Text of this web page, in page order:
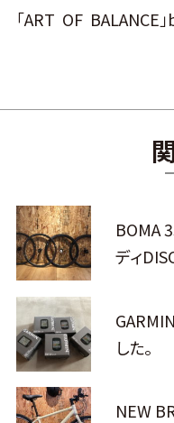
「ART OF BALANCE
BOMA
ディ
した。
NEW